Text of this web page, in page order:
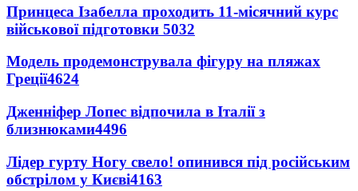
Принцеса Ізабелла проходить 11-місячний курс
військової підготовки 5032
Модель продемонструвала фігуру на пляжах
Греції4624
Дженніфер Лопес відпочила в Італії з
близнюками4496
Лідер гурту Ногу свело! опинився під російським
обстрілом у Києві4163